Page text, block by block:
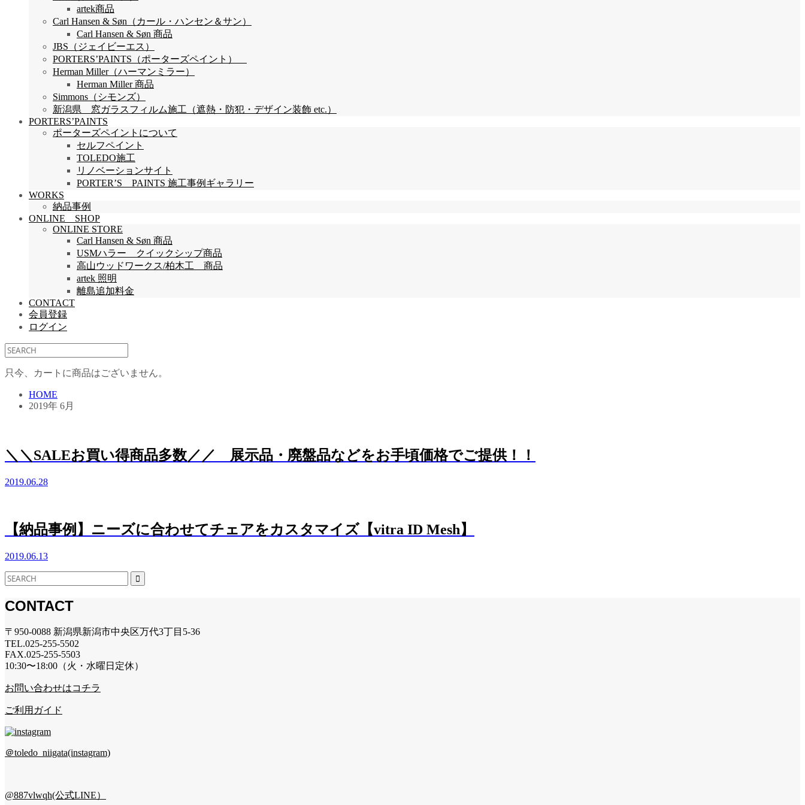
artek商品
Carl Hansen & Søn（カール・ハンセン＆サン）
Carl Hansen & Søn 商品
JBS（ジェイビーエス）
PORTERS’PAINTS（ポーターズペイント）
Herman Miller（ハーマンミラー）
Herman Miller 商品
Simmons（シモンズ）
新潟県 窓ガラスフィルム施工（遮熱・防犯・デザイン装飾 etc.）
PORTERS’PAINTS
ポーターズペイントについて
セルフペイント
TOLEDO施工
リノベーションサイト
PORTER’S PAINTS 施工事例ギャラリー
WORKS
納品事例
ONLINE SHOP
ONLINE STORE
Carl Hansen & Søn 商品
USMハラー クイックシップ商品
高山ウッドワークス/柏木工 商品
artek 照明
離島追加料金
CONTACT
会員登録
ログイン
只今、カートに商品はございません。
HOME
2019年 6月
＼＼SALEお買い得商品多数／／ 展示品・廃盤品などをお手頃価格でご提供！！
2019.06.28
【納品事例】ニーズに合わせてチェアをカスタマイズ【vitra ID Mesh】
2019.06.13
CONTACT
〒950-0088 新潟県新潟市中央区万代3丁目5-36
TEL.025-255-5502
FAX.025-255-5503
10:30〜18:00（火・水曜日定休）
お問い合わせはコチラ
ご利用ガイド
＠toledo_niigata(instagram)
@887vlwqh(公式LINE）